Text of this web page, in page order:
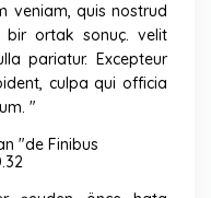
veniam, quis nostrud
bir ortak sonuç. velit
pariatur. Excepteur
culpa qui officia
"
"de Finibus